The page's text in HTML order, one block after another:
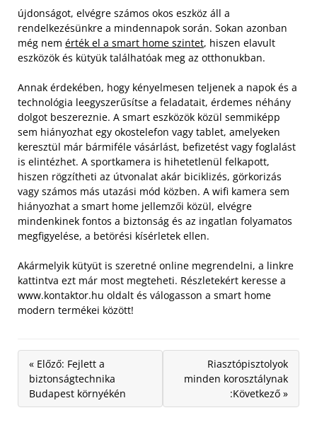
újdonságot, elvégre számos okos eszköz áll a
rendelkezésünkre a mindennapok során. Sokan azonban
még nem érték el a smart home szintet, hiszen elavult
eszközök és kütyük találhatóak meg az otthonukban.
Annak érdekében, hogy kényelmesen teljenek a napok és a
technológia leegyszerűsítse a feladatait, érdemes néhány
dolgot beszereznie. A smart eszközök közül semmiképp
sem hiányozhat egy okostelefon vagy tablet, amelyeken
keresztül már bármiféle vásárlást, befizetést vagy foglalást
is elintézhet. A sportkamera is hihetetlenül felkapott,
hiszen rögzítheti az útvonalat akár biciklizés, görkorizás
vagy számos más utazási mód közben. A wifi kamera sem
hiányozhat a smart home jellemzői közül, elvégre
mindenkinek fontos a biztonság és az ingatlan folyamatos
megfigyelése, a betörési kísérletek ellen.
Akármelyik kütyüt is szeretné online megrendelni, a linkre
kattintva ezt már most megteheti. Részletekért keresse a
www.kontaktor.hu oldalt és válogasson a smart home
modern termékei között!
« Előző: Fejlett a
biztonságtechnika
Budapest környékén
Riasztópisztolyok
minden korosztálynak
:Következő »